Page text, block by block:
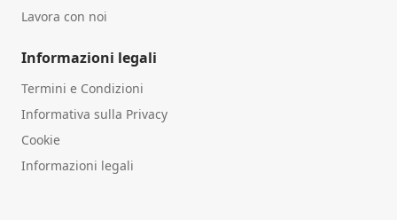
Lavora con noi
Informazioni legali
Termini e Condizioni
Informativa sulla Privacy
Cookie
Informazioni legali